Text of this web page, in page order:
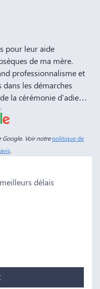
pour leur aide
de ma mère.
professionnalisme et
les démarches
la cérémonie d'adieu.
prospérité et succès
nos amis et
de deuil, des
sont d'un grand
de savoir que
nos vœux de réussite à
famille
Google. Voir notrepolitique de
.
délais